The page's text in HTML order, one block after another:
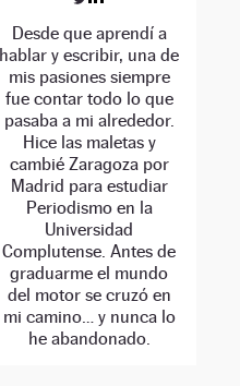
Desde que aprendí a
hablar y escribir, una de
mis pasiones siempre
fue contar todo lo que
pasaba a mi alrededor.
Hice las maletas y
cambié Zaragoza por
Madrid para estudiar
Periodismo en la
Universidad
Complutense. Antes de
graduarme el mundo
del motor se cruzó en
mi camino… y nunca lo
he abandonado.